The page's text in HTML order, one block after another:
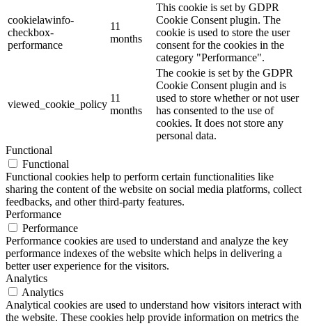
cookielawinfo-
checkbox-
performance
11
months
This cookie is set by GDPR
Cookie Consent plugin. The
cookie is used to store the user
consent for the cookies in the
category "Performance".
viewed_cookie_policy
11
months
The cookie is set by the GDPR
Cookie Consent plugin and is
used to store whether or not user
has consented to the use of
cookies. It does not store any
personal data.
Functional
Functional
Functional cookies help to perform certain functionalities like
sharing the content of the website on social media platforms, collect
feedbacks, and other third-party features.
Performance
Performance
Performance cookies are used to understand and analyze the key
performance indexes of the website which helps in delivering a
better user experience for the visitors.
Analytics
Analytics
Analytical cookies are used to understand how visitors interact with
the website. These cookies help provide information on metrics the